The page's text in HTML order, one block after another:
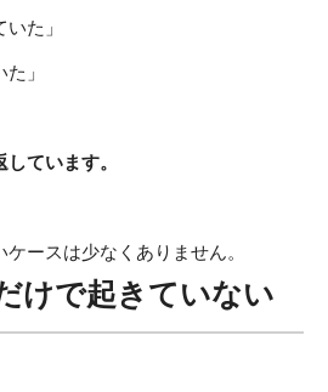
た」
」
ています。
ースは少なくありません。
けで起きていない